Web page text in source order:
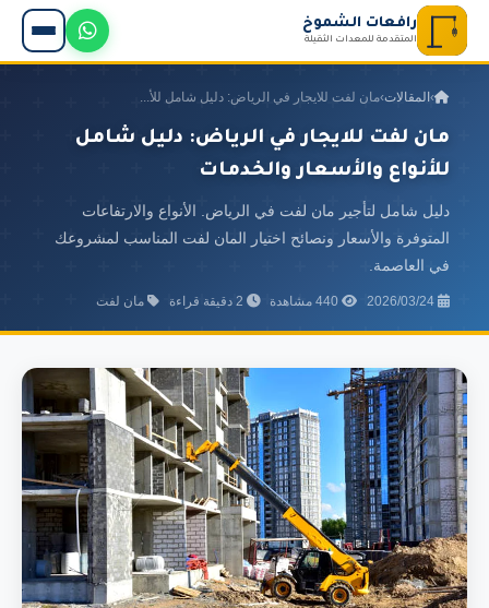
رافعات الشموخ
المتقدمة للمعدات الثقيلة
› المقالات›مان لفت للايجار في الرياض: دليل شامل للأ...
مان لفت للايجار في الرياض: دليل شامل
للأنواع والأسعار والخدمات
دليل شامل لتأجير مان لفت في الرياض. الأنواع والارتفاعات
المتوفرة والأسعار ونصائح اختيار المان لفت المناسب لمشروعك
في العاصمة.
مان لفت